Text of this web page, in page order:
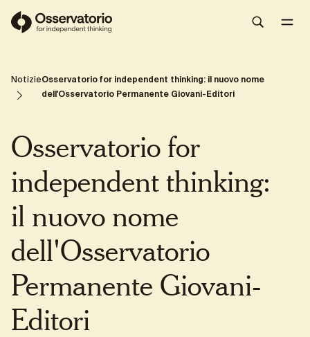
NotizieOsservatorio for independent thinking: il nuovo nome
dell'Osservatorio Permanente Giovani-Editori
Osservatorio for
independent thinking:
il nuovo nome
dell'Osservatorio
Permanente Giovani-
Editori
Osservatorio for independent thinking Share